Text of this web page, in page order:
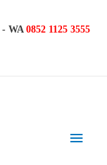
- WA 0852 1125 3555
Main